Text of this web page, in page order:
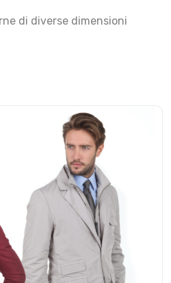
di diverse dimensioni